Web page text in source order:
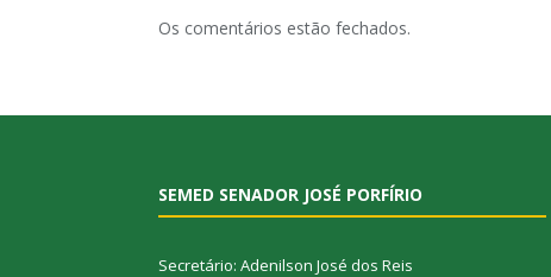
Os comentários estão fechados.
SEMED SENADOR JOSÉ PORFÍRIO
Secretário: Adenilson José dos Reis